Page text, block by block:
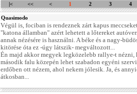
|<
<< < 1 2 3 4
Quasimodo
Végül is, fociban is rendeznek zárt kapus
"katona államban" azért lehetett a lőtereket
annak nézésére is használni. A béke és a nagy-
kitörése óta ez -úgy látszik- megváltozott...
Én majd akkor megyek legközelebb rallye-t nézni,
második falu közepén lehet szabadon egyéni
erdőben ott nézem, ahol nekem jólesik. Ja, és
átkosban...